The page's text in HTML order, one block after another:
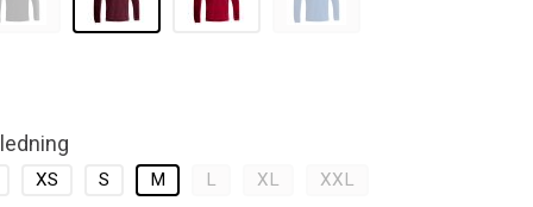
XS S M L XL XXL